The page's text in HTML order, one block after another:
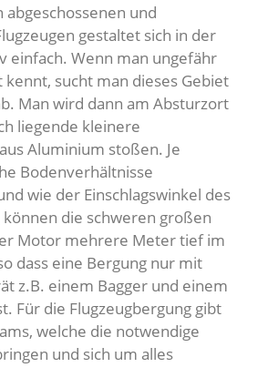
abgeschossenen und
gestaltet sich in der
einfach. Wenn man ungefähr
sucht man dieses Gebiet
Man wird dann am Absturzort
liegende kleinere
Aluminium stoßen. Je
Bodenverhältnisse
wie der Einschlagswinkel des
können die schweren großen
Motor mehrere Meter tief im
dass eine Bergung nur mit
z.B. einem Bagger und einem
Für die Flugzeugbergung gibt
welche die notwendige
und sich um alles